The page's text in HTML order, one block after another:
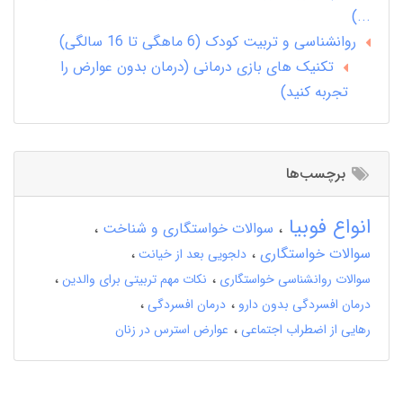
...)
روانشناسی و تربیت کودک (6 ماهگی تا 16 سالگی)
تکنیک های بازی درمانی (درمان بدون عوارض را
تجربه کنید)
برچسب‌ها
انواع فوبیا
سوالات خواستگاری و شناخت
سوالات خواستگاری
دلجویی بعد از خیانت
سوالات روانشناسی خواستگاری
نکات مهم تربیتی برای والدین
درمان افسردگی بدون دارو
درمان افسردگی
رهایی از اضطراب اجتماعی
عوارض استرس در زنان